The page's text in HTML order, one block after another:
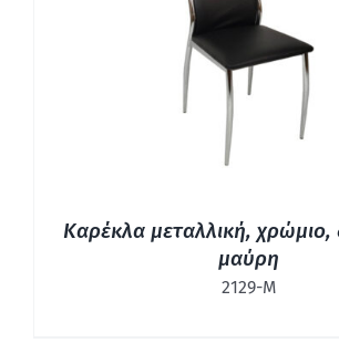
ΛΕΠΤΟΜΈΡΕΙΕΣ
Καρέκλα μεταλλική, χρώμιο,
μαύρη
2129-Μ